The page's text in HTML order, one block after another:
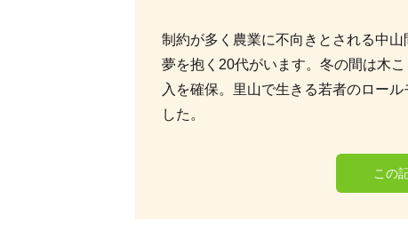
制約が多く農業に不向きとされる中山
夢を抱く20代がいます。冬の間は木
入を確保。里山で生きる若者のロー
した。
この